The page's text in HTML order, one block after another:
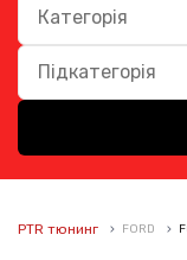
Категорія
Підкатегорія
PTR тюнинг FORD